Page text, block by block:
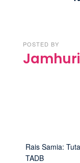
POSTED BY
Jamhuri
Rais Samia:
TADB